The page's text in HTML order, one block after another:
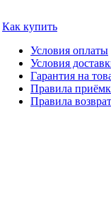
Как купить
Условия оплаты
Условия
Гарантия на
Правила
Правила